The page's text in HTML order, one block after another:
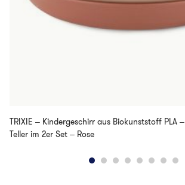
TRIXIE – Kindergeschirr aus Biokunststoff PLA –
Teller im 2er Set – Rose